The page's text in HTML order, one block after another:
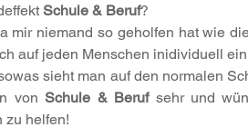
Schule & Beruf?
mir niemand so geholfen hat wie
auf jeden Menschen inidividuell
sieht man auf den normalen
von Schule & Beruf sehr und
zu helfen!